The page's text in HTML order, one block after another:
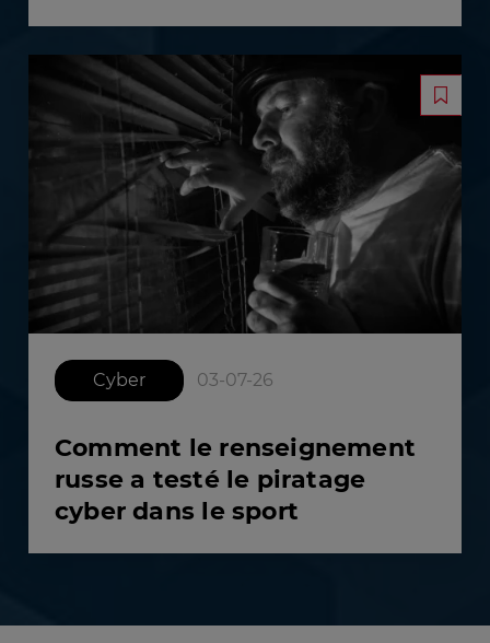
Cyber 03-07-26
Comment le renseignement
russe a testé le piratage
cyber dans le sport